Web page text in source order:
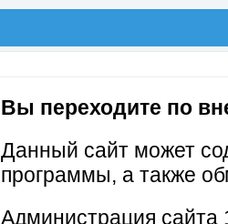
Вы переходите по
Данный сайт может
программы, а также
Администрация сайта